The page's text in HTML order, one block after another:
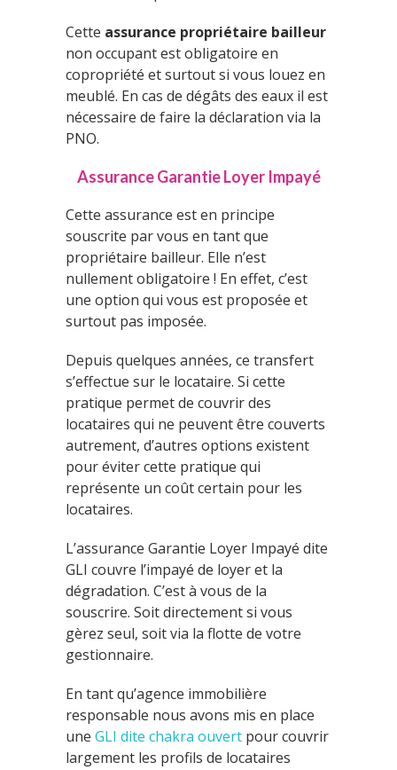
Cette assurance propriétaire bailleur
non occupant est obligatoire en
copropriété et surtout si vous louez en
meublé. En cas de dégâts des eaux il est
nécessaire de faire la déclaration via la
PNO.
Assurance Garantie Loyer Impayé
Cette assurance est en principe
souscrite par vous en tant que
propriétaire bailleur. Elle n’est
nullement obligatoire ! En effet, c’est
une option qui vous est proposée et
surtout pas imposée.
Depuis quelques années, ce transfert
s’effectue sur le locataire. Si cette
pratique permet de couvrir des
locataires qui ne peuvent être couverts
autrement, d’autres options existent
pour éviter cette pratique qui
représente un coût certain pour les
locataires.
L’assurance Garantie Loyer Impayé dite
GLI couvre l’impayé de loyer et la
dégradation. C’est à vous de la
souscrire. Soit directement si vous
gèrez seul, soit via la flotte de votre
gestionnaire.
En tant qu’agence immobilière
responsable nous avons mis en place
une GLI dite chakra ouvert pour couvrir
largement les profils de locataires